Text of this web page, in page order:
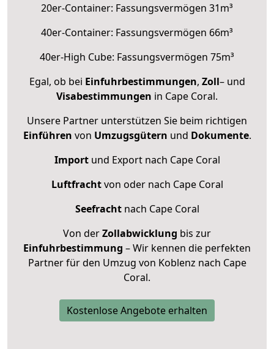
20er-Container: Fassungsvermögen 31m³
40er-Container: Fassungsvermögen 66m³
40er-High Cube: Fassungsvermögen 75m³
Egal, ob bei Einfuhrbestimmungen, Zoll– und
Visabestimmungen in Cape Coral.
Unsere Partner unterstützen Sie beim richtigen
Einführen von Umzugsgütern und Dokumente.
Importund Export nach Cape Coral
Luftfrachtvon oder nach Cape Coral
Seefrachtnach Cape Coral
Von derZollabwicklung bis zur
Einfuhrbestimmung – Wir kennen die perfekten
Partner für den Umzug von Koblenz nach Cape
Coral.
Kostenlose Angebote erhalten